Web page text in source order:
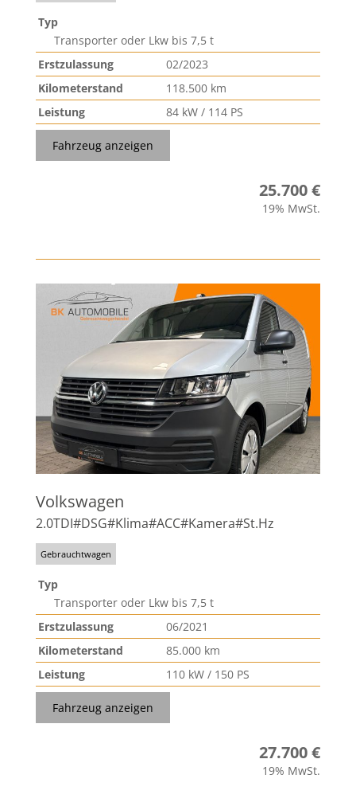
Typ
Transporter oder Lkw bis 7,5 t
Erstzulassung
02/2023
Kilometerstand
118.500 km
Leistung
84 kW / 114 PS
Fahrzeug anzeigen
25.700 €
19% MwSt.
Volkswagen
2.0TDI#DSG#Klima#ACC#Kamera#St.Hz
Gebrauchtwagen
Typ
Transporter oder Lkw bis 7,5 t
Erstzulassung
06/2021
Kilometerstand
85.000 km
Leistung
110 kW / 150 PS
Fahrzeug anzeigen
27.700 €
19% MwSt.